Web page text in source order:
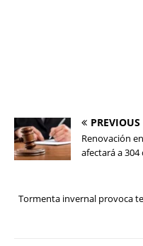
PREVIOUS
Renovación
afectará a 304
Tormenta invernal provoca